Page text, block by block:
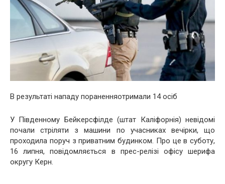
В результаті нападу пораненняотримали 14 осіб
У Південному Бейкерсфілде (штат Каліфорнія) невідомі
почали стріляти з машини по учасниках вечірки, що
проходила поруч з приватним будинком. Про це в суботу,
16 липня, повідомляється в прес-релізі офісу шерифа
округу Керн.